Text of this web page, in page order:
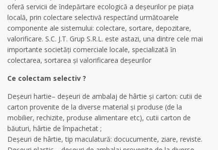
oferă servicii de ȋndepărtare ecologică a deşeurilor pe piaţa
locală, prin colectare selectivă respectȃnd următoarele
componente ale sistemului: colectare, sortare, depozitare,
valorificare. S.C. J.T. Grup S.R.L. este astazi, una dintre cele mai
importante societăţi comerciale locale, specializată ȋn
colectarea, sortarea şi valorificarea deşeurilor
Ce colectam selectiv ?
Deşeuri hartie– deşeuri de ambalaj de hârtie şi carton: cutii de
carton provenite de la diverse material şi produse (de la
mobilier, rechizite, produse alimentare etc), cutii carton de
băuturi, hârtie de împachetat ;
Deşeuri de hârtie, tip maculatură: docucumente, ziare, reviste.